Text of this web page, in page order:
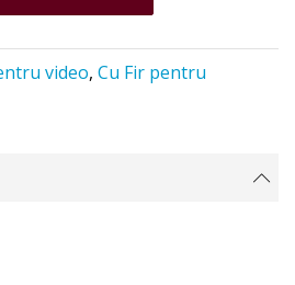
video, Cu Fir pentru